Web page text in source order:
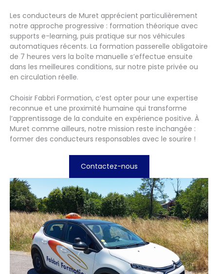
Les conducteurs de Muret apprécient particulièrement
notre approche progressive : formation théorique avec
supports e-learning, puis pratique sur nos véhicules
automatiques récents. La formation passerelle obligatoire
de 7 heures vers la boîte manuelle s’effectue ensuite
dans les meilleures conditions, sur notre piste privée ou
en circulation réelle.
Choisir Fabbri Formation, c’est opter pour une expertise
reconnue et une proximité humaine qui transforme
l’apprentissage de la conduite en expérience positive. À
Muret comme ailleurs, notre mission reste inchangée :
former des conducteurs responsables avec le sourire !
Contactez-nous